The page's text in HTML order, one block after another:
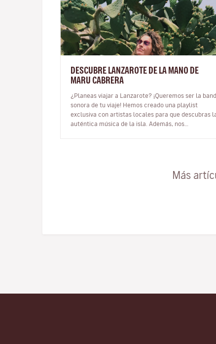
DESCUBRE LANZAROTE DE LA MANO DE
MARU CABRERA
¿Planeas viajar a Lanzarote? ¡Queremos ser la
sonora de tu viaje! Hemos creado una playlist
exclusiva con artistas locales para que descubras
auténtica música de la isla. Además, nos
Más